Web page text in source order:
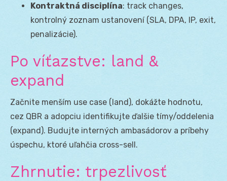
Kontraktná disciplína: track changes,
kontrolný zoznam ustanovení (SLA, DPA, IP, exit,
penalizácie).
Po víťazstve: land &
expand
Začnite menším use case (land), dokážte hodnotu,
cez QBR a adopciu identifikujte ďalšie tímy/oddelenia
(expand). Budujte interných ambasádorov a príbehy
úspechu, ktoré uľahčia cross-sell.
Zhrnutie: trpezlivosť